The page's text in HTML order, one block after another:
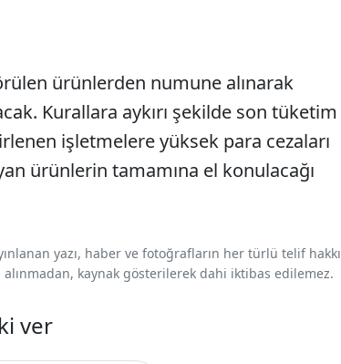
ürünlerden numune alınarak
Kurallara aykırı şekilde son tüketim
işletmelere yüksek para cezaları
ürünlerin tamamına el konulacağı
yazı, haber ve fotoğrafların her türlü telif hakkı
alınmadan, kaynak gösterilerek dahi iktibas edilemez.
ver